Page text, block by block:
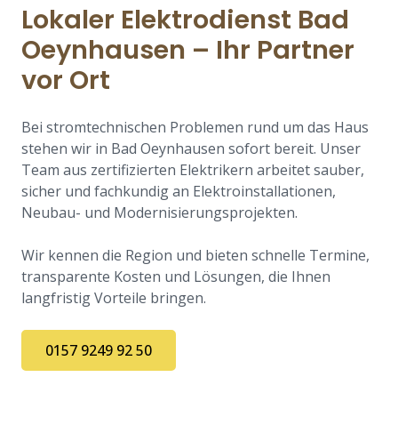
Lokaler Elektrodienst Bad
Oeynhausen – Ihr Partner
vor Ort
Bei stromtechnischen Problemen rund um das Haus
stehen wir in Bad Oeynhausen sofort bereit. Unser
Team aus zertifizierten Elektrikern arbeitet sauber,
sicher und fachkundig an Elektroinstallationen,
Neubau- und Modernisierungsprojekten.
Wir kennen die Region und bieten schnelle Termine,
transparente Kosten und Lösungen, die Ihnen
langfristig Vorteile bringen.
0157 9249 92 50